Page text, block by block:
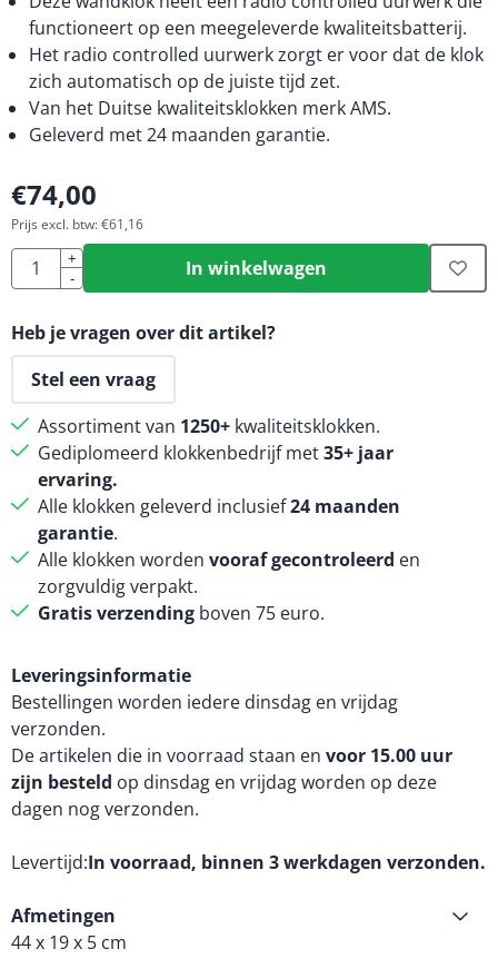
functioneert op een meegeleverde kwaliteitsbatterij.
Het radio controlled uurwerk zorgt er voor dat de klok
zich automatisch op de juiste tijd zet.
Van het Duitse kwaliteitsklokken merk AMS.
Geleverd met 24 maanden garantie.
€74,00
Prijs excl. btw:€61,16
Aantal
+
-
In winkelwagen
Heb je vragen over dit artikel?
Stel een vraag
Assortiment van 1250+ kwaliteitsklokken.
Gediplomeerd klokkenbedrijf met35+ jaar
ervaring.
Alle klokken geleverd inclusief24 maanden
garantie.
Alle klokken worden vooraf gecontroleerd en
zorgvuldig verpakt.
Gratis verzending boven 75 euro.
Leveringsinformatie
Bestellingen worden iedere dinsdag en vrijdag
verzonden.
De artikelen die in voorraad staan en voor 15.00 uur
zijn besteld op dinsdag en vrijdag worden op deze
dagen nog verzonden.
Levertijd In voorraad, binnen 3 werkdagen verzonden.
Afmetingen
44 x 19 x 5 cm